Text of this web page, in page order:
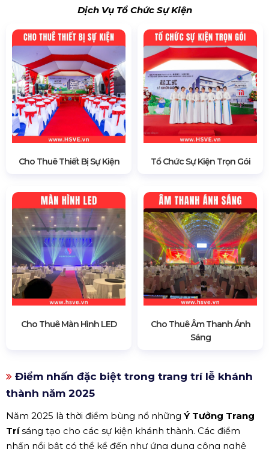
Dịch Vụ Tổ Chức Sự Kiện
Cho Thuê Thiết Bị Sự Kiện Tổ Chức Sự Kiện Trọn Gói
Cho Thuê Màn Hình LED
Cho Thuê Âm Thanh Ánh
Sáng
Điểm nhấn đặc biệt trong trang trí lễ khánh
thành năm 2025
Năm 2025 là thời điểm bùng nổ những Ý Tưởng Trang
Trísáng tạo cho các sự kiện khánh thành. Các điểm
nhấn nổi bật có thể kể đến như ứng dụng công nghệ